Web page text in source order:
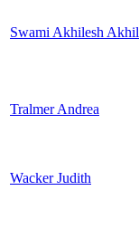
Swami Akhilesh Akhil
Tralmer Andrea
Wacker Judith